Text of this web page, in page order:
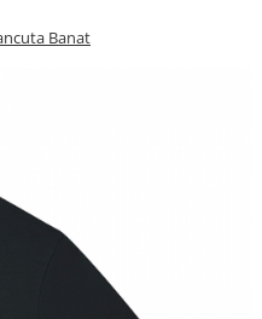
Banat